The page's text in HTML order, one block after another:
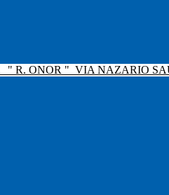
" R. ONOR " VIA NAZARIO